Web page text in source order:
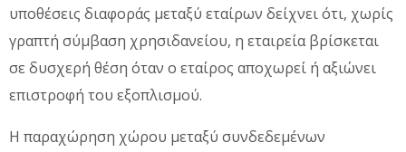
υποθέσεις διαφοράς μεταξύ εταίρων δείχνει ότι, χωρίς
γραπτή σύμβαση χρησιδανείου, η εταιρεία βρίσκεται
σε δυσχερή θέση όταν ο εταίρος αποχωρεί ή αξιώνει
επιστροφή του εξοπλισμού.
Η παραχώρηση χώρου μεταξύ συνδεδεμένων